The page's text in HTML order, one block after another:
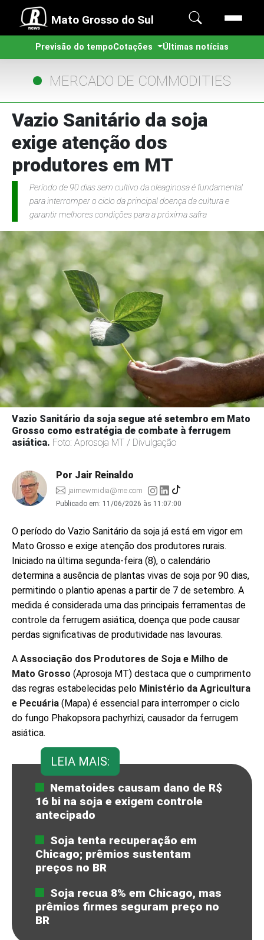
Mato Grosso do Sul
Previsão do tempoCotações Últimas notícias
MERCADO DE COMMODITIES
Vazio Sanitário da soja
exige atenção dos
produtores em MT
Período de 90 dias sem cultivo da oleaginosa é fundamental
para interromper o ciclo da principal doença da cultura e
garantir melhores condições para a próxima safra
Vazio Sanitário da soja segue até setembro em Mato
Grosso como estratégia de combate à ferrugem
asiática. Foto: Aprosoja MT / Divulgação
Por Jair Reinaldo
jairnewmidia@me.com
Publicado em: 11/06/2026 às 11:07:00
O período do Vazio Sanitário da soja já está em vigor em
Mato Grosso e exige atenção dos produtores rurais.
Iniciado na última segunda-feira (8), o calendário
determina a ausência de plantas vivas de soja por 90 dias,
permitindo o plantio apenas a partir de 7 de setembro. A
medida é considerada uma das principais ferramentas de
controle da ferrugem asiática, doença que pode causar
perdas significativas de produtividade nas lavouras.
A Associação dos Produtores de Soja e Milho de
Mato Grosso (Aprosoja MT) destaca que o cumprimento
das regras estabelecidas pelo Ministério da Agricultura
e Pecuária (Mapa) é essencial para interromper o ciclo
do fungo Phakopsora pachyrhizi, causador da ferrugem
asiática.
LEIA MAIS:
Nematoides causam dano de R$
16 bi na soja e exigem controle
antecipado
Soja tenta recuperação em
Chicago; prêmios sustentam
preços no BR
Soja recua 8% em Chicago, mas
prêmios firmes seguram preço no
BR